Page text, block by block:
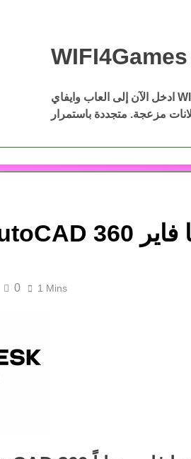
WIFI4Games العاب وايفاي
ادخل الآن إلى العاب وايفاي WIFI4Games 2027 وحمّل أفضل الألعاب كاملة مجانًا عبر
0 1 Mins